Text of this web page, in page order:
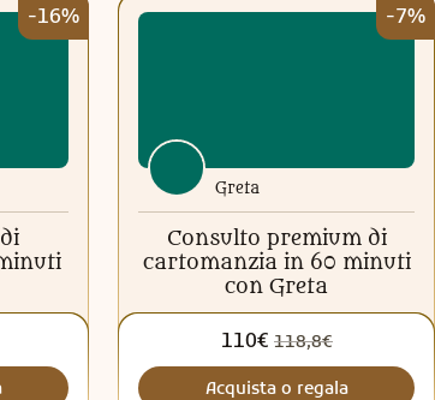
-16% -7%
Greta
Consulto premium di
cartomanzia in 60 minuti
con Greta
110€ 118,8€
Acquista o regala